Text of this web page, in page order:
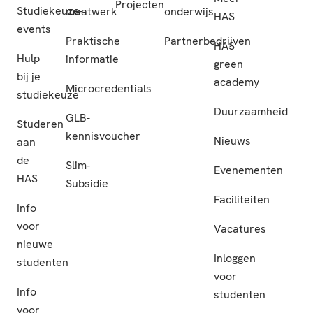
Studiekeuze-
events
Hulp
bij je
studiekeuze
Studeren
aan
de
HAS
Info
voor
nieuwe
studenten
Info
voor
maatwerk
Praktische
informatie
Microcredentials
GLB-
kennisvoucher
Slim-
Subsidie
Projectenonderwijs
Partnerbedrijven
HAS
HAS
green
academy
Duurzaamheid
Nieuws
Evenementen
Faciliteiten
Vacatures
Inloggen
voor
studenten